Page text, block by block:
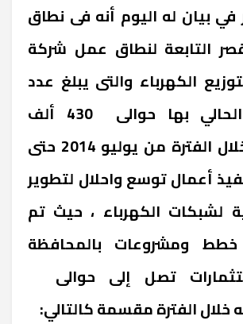
بيان له اليوم أنه فى نطاق
التابعة لنطاق عمل شركة
الكهرباء والتى يبلغ عدد
المشتركين الحالي بها حوالى 430 ألف
مشترك، تم خلال الفترة من يوليو 2014 حتى
تنفيذ أعمال توسع واحلال لتطوير
لشبكات الكهرباء ، حيث تم
ومشروعات بالمحافظة
تصل إلى حوالى